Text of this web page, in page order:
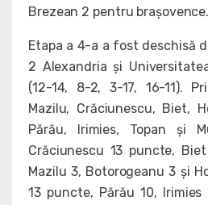
Brezean 2 pentru brașovence.
Etapa a 4-a a fost deschisă
2 Alexandria și
(12-14, 8-2, 3-17, 16-11).
Mazilu, Crăciunescu, Biet,
Părău, Irimies, Topan și
Crăciunescu 13 puncte,
Mazilu 3, Botorogeanu 3 și
13 puncte, Părău 10, Irimies